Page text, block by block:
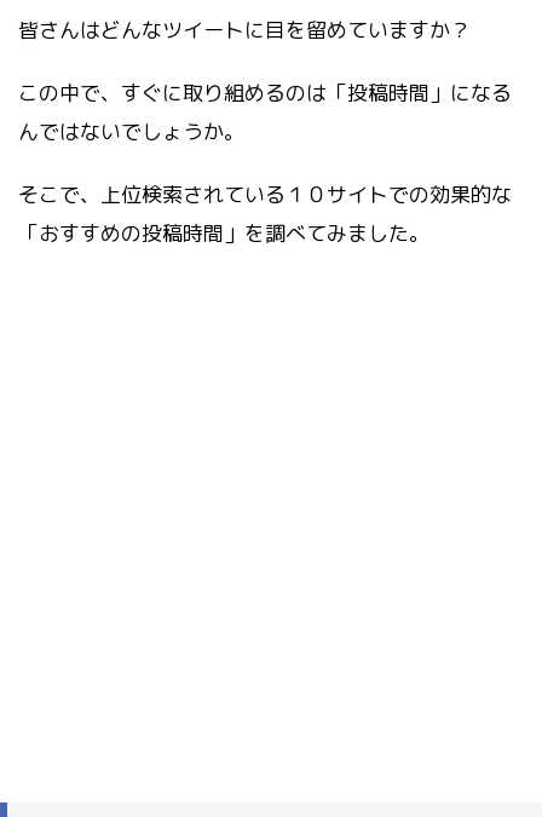
皆さんはどんなツイートに目を留めていますか？
この中で、すぐに取り組めるのは「投稿時間」になる
んではないでしょうか。
そこで、上位検索されている１０サイトでの効果的な
「おすすめの投稿時間」を調べてみました。